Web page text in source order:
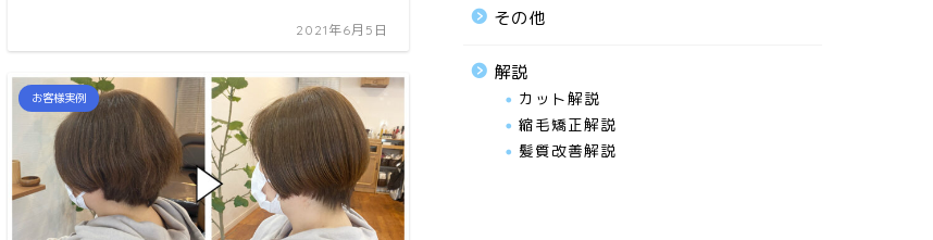
2021年6月5日
お客様実例
その他
解説
カット解説
縮毛矯正解説
髪質改善解説